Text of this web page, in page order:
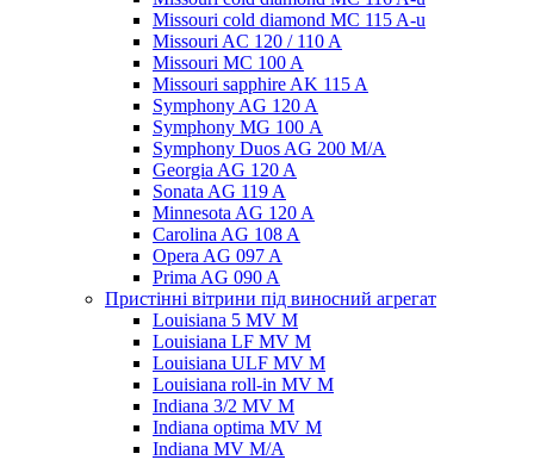
Missouri cold diamond MC 115 A-u
Missouri AC 120 / 110 A
Missouri MC 100 A
Missouri sapphire AK 115 A
Symphony AG 120 A
Symphony MG 100 А
Symphony Duos AG 200 M/A
Georgia AG 120 A
Sonata AG 119 A
Minnesota AG 120 A
Carolina AG 108 A
Opera AG 097 A
Prima AG 090 A
Пристінні вітрини під виносний агрегат
Louisiana 5 MV M
Louisiana LF MV M
Louisiana ULF MV M
Louisiana roll-in MV M
Indiana 3/2 MV M
Indiana optima MV M
Indiana MV M/A